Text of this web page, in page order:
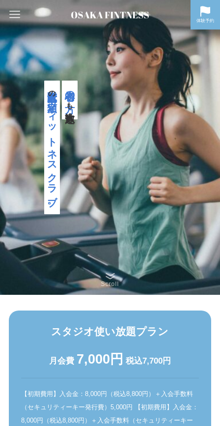
体験予約
初心者の方
も
大歓迎！
の
定額フィットネスクラブ。
Scroll
スタジオ使い放題プラン
月会費 7,000円 税込7,700円
【初期費用】入会金：8,000円（税込8,800円）＋入会手数料
（セキュリティーキー発行費）5,000円 【初期費用】入会金：
8,000円（税込8,800円）＋入会手数料（セキュリティーキー